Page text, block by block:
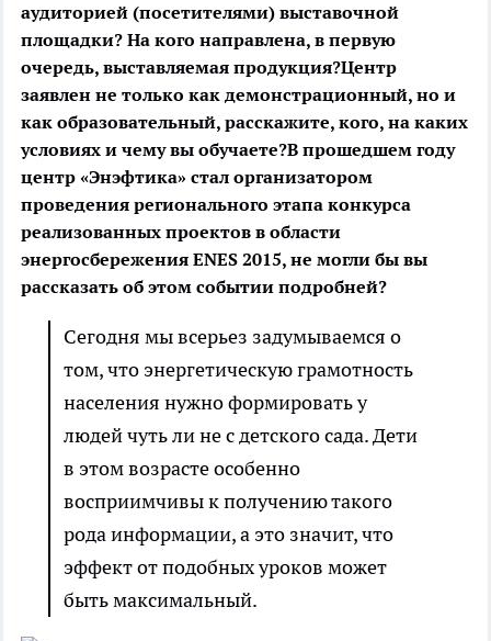
аудиторией (посетителями) выставочной
площадки? На кого направлена, в первую
очередь, выставляемая продукция?Центр
заявлен не только как демонстрационный, но и
как образовательный, расскажите, кого, на каких
условиях и чему вы обучаете?В прошедшем году
центр «Энэфтика» стал организатором
проведения регионального этапа конкурса
реализованных проектов в области
энергосбережения ENES 2015, не могли бы вы
рассказать об этом событии подробней?
Сегодня мы всерьез задумываемся о
том, что энергетическую грамотность
населения нужно формировать у
людей чуть ли не с детского сада. Дети
в этом возрасте особенно
восприимчивы к получению такого
рода информации, а это значит, что
эффект от подобных уроков может
быть максимальный.